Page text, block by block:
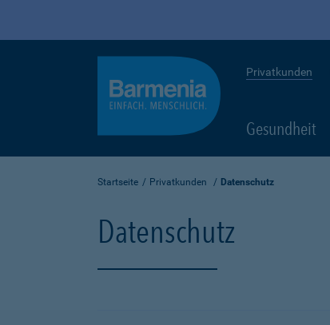
Privatkunden
Gesundheit
Startseite Privatkunden Datenschutz
Datenschutz